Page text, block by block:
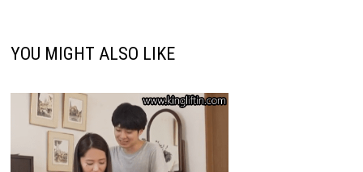
YOU MIGHT ALSO LIKE